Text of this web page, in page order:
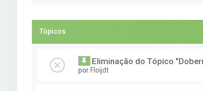
Tópicos
Eliminação do Tópico
por Floijdt